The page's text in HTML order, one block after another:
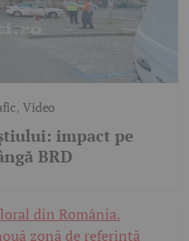
,Video
impact pe
BRD